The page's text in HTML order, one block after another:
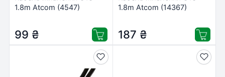
1.8m Atcom (4547)
99 ₴
1.8m Atcom (14367)
187 ₴